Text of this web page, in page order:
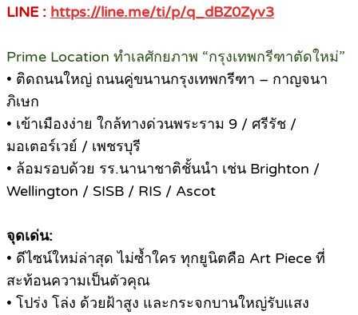
LINE : https://line.me/ti/p/q_dBZ0Zyv3
Prime Location ทำเลศักยภาพ “กรุงเทพกรีฑาตัดใหม่”
• ติดถนนใหญ่ ถนนคู่ขนานกรุงเทพกรีฑา – กาญจนา
ภิเษก
• เข้าเมืองง่าย ใกล้ทางด่วนพระราม 9 / ศรีรัช /
มอเตอร์เวย์ / เพชรบุรี
• ล้อมรอบด้วย รร.นานาชาติชั้นนำ เช่น Brighton /
Wellington / SISB / RIS / Ascot
จุดเด่น:
• ดีไซน์ใหม่ล่าสุด ไม่ซ้ำใคร ทุกยูนิตคือ Art Piece ที่
สะท้อนความเป็นตัวคุณ
• โปร่ง โล่ง ด้วยฝ้าสูง และกระจกบานใหญ่รับแสง